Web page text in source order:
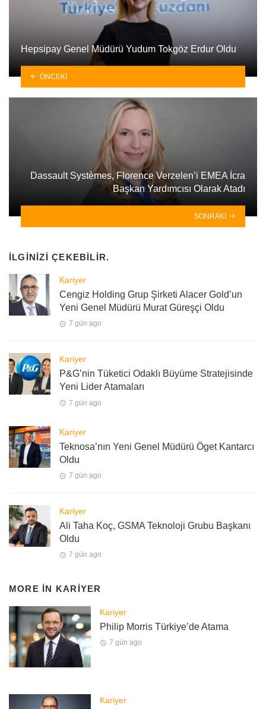
Hepsipay Genel Müdürü Yudum Tokgöz Erdur Oldu
ÖNCEKI
Dassault Systèmes, Florence Verzelen’i EMEA İcra
Başkan Yardımcısı Olarak Atadı
SONRAKI
İLGINIZI ÇEKEBILIR.
Kariyer
Cengiz Holding Grup Şirketi Alacer Gold’un
Yeni Genel Müdürü Murat Güreşçi Oldu
7 gün ago
Kariyer
P&G’nin Tüketici Odaklı Büyüme Stratejisinde
Yeni Lider Atamaları
7 gün ago
Kariyer
Teknosa’nın Yeni Genel Müdürü Öget Kantarcı
Oldu
7 gün ago
Kariyer
Ali Taha Koç, GSMA Teknoloji Grubu Başkanı
Oldu
7 gün ago
MORE IN KARIYER
Kariyer
Philip Morris Türkiye’de Atama
7 gün ago
Kariyer